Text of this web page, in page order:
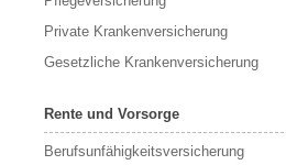
Private Krankenversicherung
Gesetzliche Krankenversicherung
Rente und Vorsorge
Berufs­unfähigkeitsversicherung